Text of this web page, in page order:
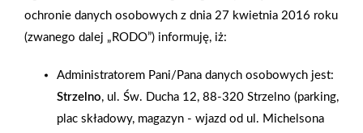
15.10.2019 roku po raz kolejny Mrówka Liszki przyczyniła się
szkoły, dla uczniów Szkoły Podstawowej w Kaszowie. Akcją
objete zostały klasy od 1 do 3 oraz odział przedszkolny.
Pogadanka został przeprowadzona oddzielnie dla każdej klasy.
ochronie danych osobowych z dnia 27 kwietnia 2016 roku
(zwanego dalej „RODO”) informuję, iż:
Administratorem Pani/Pana danych osobowych jest:
Strzelno, ul. Św. Ducha 12, 88-320 Strzelno (parking,
plac składowy, magazyn - wjazd od ul. Michelsona